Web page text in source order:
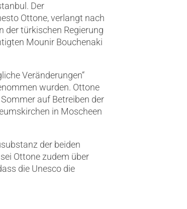
Der
Ottone, verlangt nach
der türkischen Regierung
Mounir Bouchenaki
Veränderungen“
wurden. Ottone
auf Betreiben der
in Moscheen
der beiden
Ottone zudem über
die Unesco die